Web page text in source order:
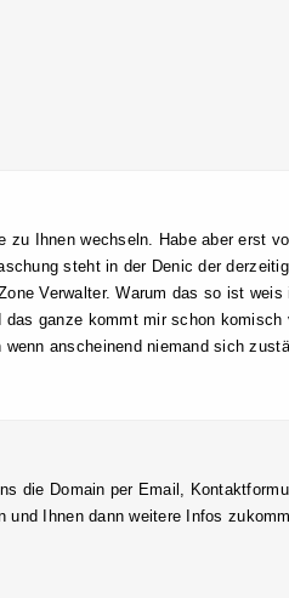
zu Ihnen wechseln. Habe aber erst
steht in der Denic der
Verwalter. Warum das so ist
das ganze kommt mir schon
wenn anscheinend niemand sich
die Domain per Email,
und Ihnen dann weitere Infos